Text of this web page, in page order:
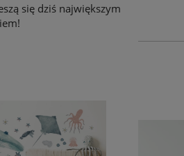
się dziś największym